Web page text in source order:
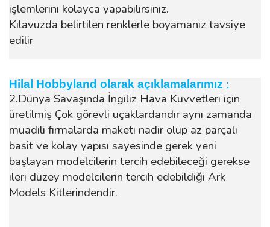
işlemlerini kolayca yapabilirsiniz.
Kılavuzda belirtilen renklerle boyamanız tavsiye
edilir
Hilal Hobbyland olarak açıklamalarımız :
2.Dünya Savaşında İngiliz Hava Kuvvetleri için
üretilmiş Çok görevli uçaklardandır aynı zamanda
muadili firmalarda maketi nadir olup az parçalı
basit ve kolay yapısı sayesinde gerek yeni
başlayan modelcilerin tercih edebileceği gerekse
ileri düzey modelcilerin tercih edebildiği Ark
Models Kitlerindendir.